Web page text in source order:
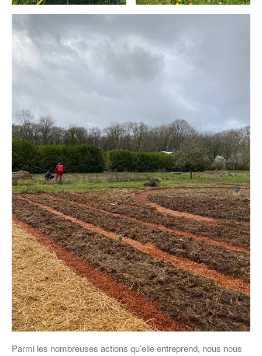
Parmi les nombreuses actions qu’elle entreprend, nous nous